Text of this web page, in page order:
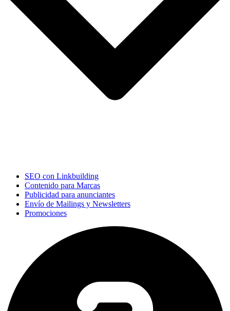
SEO con Linkbuilding
Contenido para Marcas
Publicidad para anunciantes
Envío de Mailings y Newsletters
Promociones